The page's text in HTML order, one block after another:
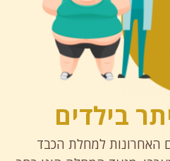
בילדים
האחרונות למחלת הכבד